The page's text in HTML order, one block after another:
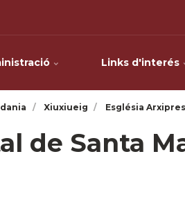
Links d'interés
Xiuxiueig Església
de Santa